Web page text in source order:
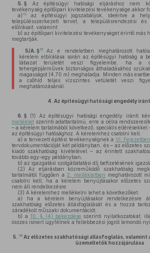
5. § Az építésügyi hatósági eljáráshoz nem
tevékenység építőipari kivitelezési tevékenysége akkor
a) 16
az építésügyi jogszabályok, ideértve a
településszerkezeti tervet, a településrendezési és
előírásait, valamint
b) az építőipari kivitelezési tevékenységet érintő más
megtartják.
5/A. § 17
Az e rendeletben meghatározott
kérelem elbírálása során az építésügyi hatóság a
lábazat területét veszi figyelembe, ha a
tehergépjárművek biztonságos áthaladásához
magasságot (4,70 m) meghaladja. Minden más
a csőhíd teljes vízszintes vetületét veszi
meghatározásánál.
4. Az építésügyi hatósági engedély
6. § (1) Az építésügyi hatósági engedély iránti
melléklet szerinti adattartalmú, erre a célra
– a kérelem tartalmából következő, speciális
az építésügyi hatósághoz. A kérelemhez csatolni kell:
a) a tervezett építési tevékenységnek a VI. Fejezetben
tervdokumentációját két példányban, és – az előzetes
kiadó szakhatóság kivételével – az érintett
további egy-egy példányban,
b) az igazgatási szolgáltatatási díj befizetésének
(2) Az eljárásban közreműködő szakhatóság
tartalmától függően a 2. mellékletben meghatározott
csatolni kell, ha a kérelem benyújtásakor előzetes
nem áll rendelkezésre.
(3) A kérelemhez mellékelni lehet a következőket:
a) ha a kérelem benyújtásakor rendelkezésre
szakhatóság előzetes állásfoglalását és a hozzá
záradékolt műszaki dokumentációt,
b) a 10. § (4) bekezdése szerinti nyilatkozatokat,
összes ismert ügyfélnek a fellebbezési jogról lemondó
5. 18Az előzetes szakhatósági állásfoglalás, valamint
üzemeltetők hozzájárulása